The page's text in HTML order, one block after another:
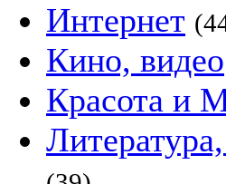
Интернет
Кино, видео
Красота и